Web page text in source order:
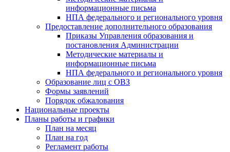
информационные письма
НПА федерального и регионального уровня
Предоставление дополнительного образования
Приказы Управления образования и
постановления Администрации
Методические материалы и
информационные письма
НПА федерального и регионального уровня
Образование лиц с ОВЗ
Формы заявлений
Порядок обжалования
Национальные проекты
Планы работы и графики
План на месяц
План на год
Регламент работы